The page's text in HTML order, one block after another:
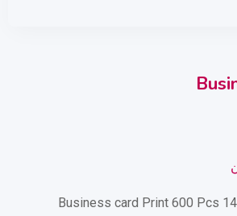
Business card Print 600 Pcs